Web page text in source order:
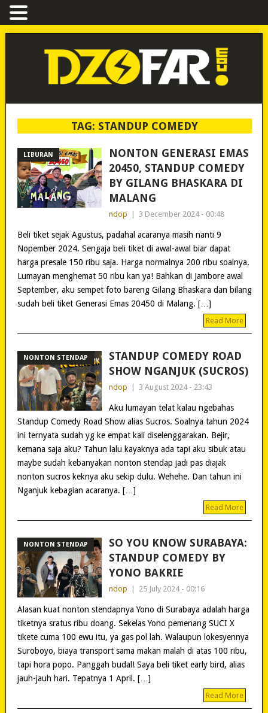
TAG: STANDUP COMEDY
LIBURAN
NONTON GENERASI EMAS
20450, STANDUP COMEDY
BY GILANG BHASKARA DI
MALANG
ndop 3 December 2024 - 00:48
Beli tiket sejak Agustus, padahal acaranya masih nanti 9
Nopember 2024. Sengaja beli tiket di awal-awal biar dapat
harga presale 150 ribu saja. Harga normalnya 200 ribu soalnya.
Lumayan menghemat 50 ribu kan ya! Bahkan di Jambore awal
September, aku sempet foto bareng Gilang Bhaskara dan bilang
sudah beli tiket Generasi Emas 20450 di Malang. […]
Read More
NONTON STENDAP
STANDUP COMEDY ROAD
SHOW NGANJUK (SUCROS)
ndop 3 August 2024 - 23:43
Aku lumayan telat kalau ngebahas
Standup Comedy Road Show alias Sucros. Soalnya tahun 2024
ini ternyata sudah yg ke empat kali diselenggarakan. Bejir,
kemana saja aku? Tahun lalu kayaknya ada tapi aku sibuk atau
maybe sudah kebanyakan nonton stendap jadi pas diajak
nonton sucros keknya aku sekip dulu. Wehehe. Dan tahun ini
Nganjuk kebagian acaranya. […]
Read More
NONTON STENDAP
SO YOU KNOW SURABAYA:
STANDUP COMEDY BY
YONO BAKRIE
ndop 25 July 2024 - 00:16
Alasan kuat nonton stendapnya Yono di Surabaya adalah harga
tiketnya sratus ribu doang. Sekelas Yono pemenang SUCI X
tikete cuma 100 ewu itu, ya gas pol lah. Walaupun lokesyennya
Suroboyo, biaya transport sama makan malah di atas 100 ribu,
tapi hora popo. Panggah budal! Saya beli tiket early bird, alias
jauh-jauh hari. Tepatnya 1 April. […]
Read More